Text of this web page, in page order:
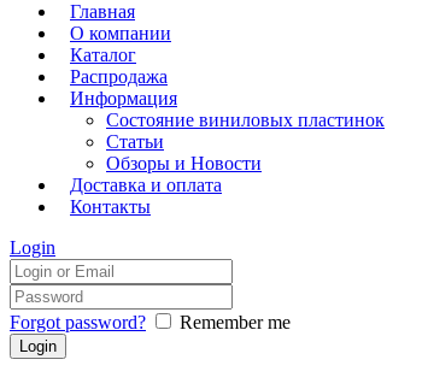
Главная
О компании
Каталог
Распродажа
Информация
Состояние виниловых пластинок
Статьи
Обзоры и Новости
Доставка и оплата
Контакты
Login
Forgot password? Remember me